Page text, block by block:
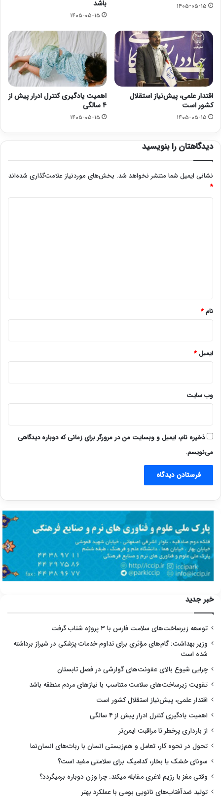
۱۴۰۵-۰۵-۱۵ باشد
۱۴۰۵-۰۵-۱۵
اقتدار علمی، پیش‌نیاز استقلال
کشور است
۱۴۰۵-۰۵-۱۵
اهمیت یادگیری کنترل ادرار پیش از
۴ سالگی
۱۴۰۵-۰۵-۱۵
دیدگاهتان را بنویسید
نشانی ایمیل شما منتشر نخواهد شد. بخش‌های موردنیاز علامت‌گذاری شده‌اند
*
نام*
ایمیل*
وب‌ سایت
ذخیره نام، ایمیل و وبسایت من در مرورگر برای زمانی که دوباره دیدگاهی
می‌نویسم.
خبر جدید
توسعه زیرساخت‌های سلامت فارس با ۳ پروژه شتاب گرفت
وزیر بهداشت: گام‌های مؤثری برای تداوم خدمات پزشکی در شیراز برداشته
شده است
چرایی شیوع بالای عفونت‌های گوارشی در فصل تابستان
تقویت زیرساخت‌های سلامت متناسب با نیازهای مردم منطقه باشد
اقتدار علمی، پیش‌نیاز استقلال کشور است
اهمیت یادگیری کنترل ادرار پیش از ۴ سالگی
از بارداری پرخطر تا مراقبت ایمن‌تر
تحول در نحوه کار، تعامل و هم‌زیستی انسان با ربات‌های انسان‌نما
سونای خشک یا بخار، کدامیک برای سلامتی مفید است؟
وقتی مغز با رژیم لاغری مقابله میکند: چرا وزن دوباره برمیگردد؟
تولید ضدآفتاب‌های نانویی بومی با عملکرد بهتر